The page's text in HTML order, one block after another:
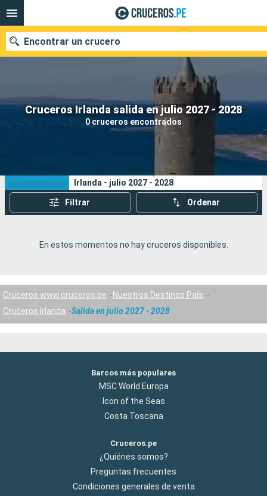
Cruceros Irlanda salida en julio 2027 - 2028
0 cruceros encontrados
Encontrar un crucero
Nuestros destinos
Buscar
Sus criterios de búsqueda:
Irlanda - julio 2027 - 2028
Filtrar Ordenar
En estos momentos no hay cruceros disponibles.
Cruceros www.cruceros.pe
Nuestros Destinos País
Cruceros Irlanda
Salida en julio 2027 - 2028
Barcos más populares
MSC World Europa
Icon of the Seas
Costa Toscana
Cruceros.pe
¿Quiénes somos?
Preguntas frecuentes
Condiciones generales de venta